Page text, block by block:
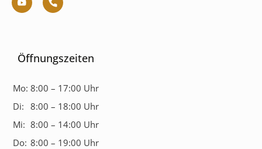
Öffnungszeiten
Mo: 8:00 – 17:00 Uhr
Di: 8:00 – 18:00 Uhr
Mi: 8:00 – 14:00 Uhr
Do: 8:00 – 19:00 Uhr